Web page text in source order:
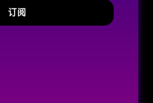
订阅